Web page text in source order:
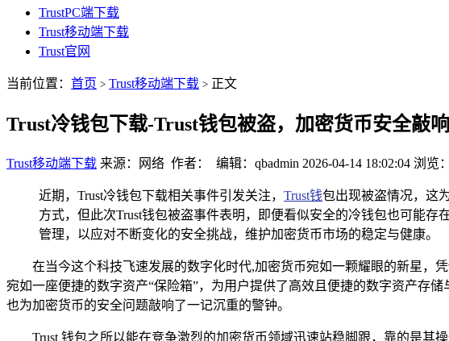
TrustPC端下载
Trust移动端下载
Trust官网
当前位置： 首页 > Trust移动端下载 > 正文
Trust冷钱包下载-Trust钱包被盗，加密货币安全敲
Trust移动端下载 来源：网络 作者： 编辑：qbadmin 2026-04-14 18:02:04 浏览
近期，Trust冷钱包下载相关事件引发关注， Trust钱包出现被盗情况，这
方式，但此次Trust钱包被盗事件表明，即便看似安全的冷钱包也可能
管理，以应对不断变化的安全挑战，维护加密货币市场的稳定与健康。
在当今这个科技飞速发展的数字化时代,加密货币宛如一颗耀眼的新星，
宛如一座便捷的数字资产“保险箱”，为用户提供了高效且便捷的数字资产存
也为加密货币的安全问题敲响了一记沉重的警钟。
Trust 钱包之所以能在竞争激烈的加密货币领域迅速站稳脚跟，靠的是其